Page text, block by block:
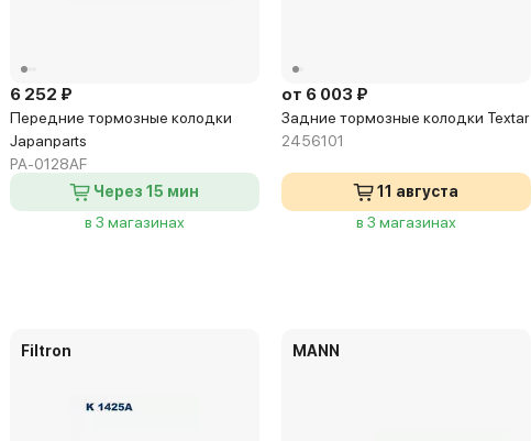
6 252 ₽
Передние тормозные колодки
Japanparts
PA-0128AF
Через 15 мин
в 3 магазинах
от 6 003 ₽
Задние тормозные колодки Textar
2456101
11 августа
в 3 магазинах
Filtron MANN